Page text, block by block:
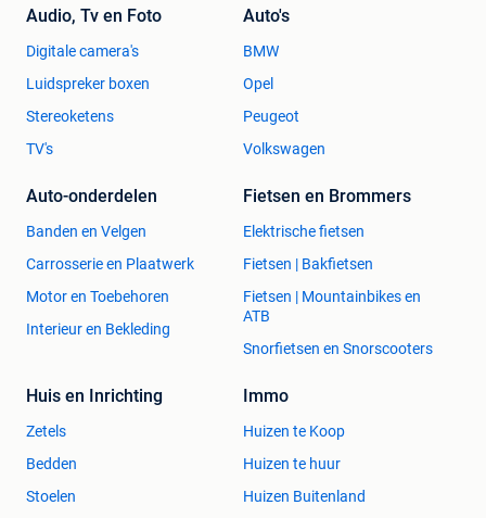
Audio, Tv en Foto
Digitale camera's
Luidspreker boxen
Stereoketens
TV's
Auto's
BMW
Opel
Peugeot
Volkswagen
Auto-onderdelen
Banden en Velgen
Carrosserie en Plaatwerk
Motor en Toebehoren
Interieur en Bekleding
Fietsen en Brommers
Elektrische fietsen
Fietsen | Bakfietsen
Fietsen | Mountainbikes en
ATB
Snorfietsen en Snorscooters
Huis en Inrichting
Zetels
Bedden
Stoelen
Immo
Huizen te Koop
Huizen te huur
Huizen Buitenland